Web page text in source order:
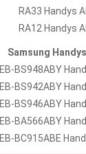
RA33 Handys
RA12 Handys
Samsung
EB-BS948ABY
EB-BS942ABY
EB-BS946ABY
EB-BA566ABY
EB-BC915ABE